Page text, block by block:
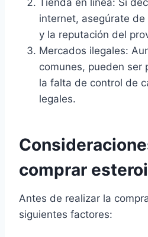
internet, asegúrate
y la reputación del
Mercados ilegales:
comunes, pueden ser
la falta de control de
legales.
comprar
Antes de realizar la
siguientes factores: